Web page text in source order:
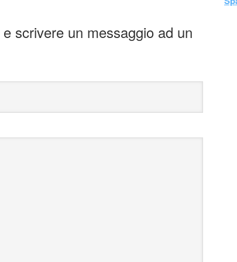
scrivere un messaggio ad un